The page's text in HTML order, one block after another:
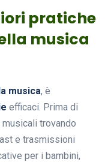
pratiche
musica
musica, è
efficaci. Prima di
trovando
e trasmissioni
per i bambini,